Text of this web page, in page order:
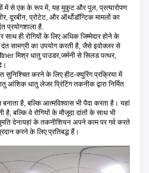
में से एक के रूप में, यह मुकुट और पुल, प्रत्यारोपण
दूरबीन, प्रोटेट, और ऑर्थोडॉन्टिक मामलों का
प्रयोगशाला है.
ही रोगियों के लिए अधिक जिम्मेदार होने के
सामग्री का उपयोग करती है, जैसे इवोक्लर से
मिश्र धातु पाउडर,जर्मनी से सिलड पत्थर,
सुनिश्चित करने के लिए हीट-क्युरिंग प्रक्रिया में
आंशिक धातु लेजर प्रिंटिंग तकनीक द्वारा निर्मित
है, बल्कि आत्मविश्वास भी पैदा करता है। यहां
बल्कि वे रोगियों के मौजूदा दांतों के साथ भी
देनायहां के तकनीशियन अपने काम पर गर्व करते
करने के लिए प्रतिबद्ध हैं।